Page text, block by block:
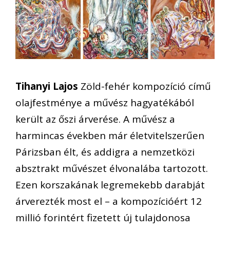
Tihanyi Lajos Zöld-fehér kompozíció című
olajfestménye a művész hagyatékából
került az őszi árverése. A művész a
harmincas években már életvitelszerűen
Párizsban élt, és addigra a nemzetközi
absztrakt művészet élvonalába tartozott.
Ezen korszakának legremekebb darabját
árverezték most el – a kompozícióért 12
millió forintért fizetett új tulajdonosa